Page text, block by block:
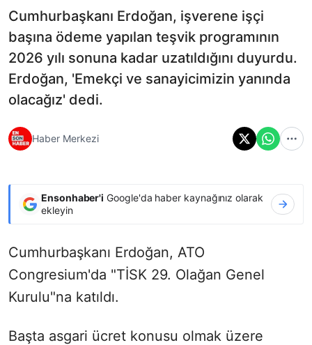
Cumhurbaşkanı Erdoğan, işverene işçi
başına ödeme yapılan teşvik programının
2026 yılı sonuna kadar uzatıldığını duyurdu.
Erdoğan, 'Emekçi ve sanayicimizin yanında
olacağız' dedi.
Haber Merkezi
Ensonhaber'i Google'da haber kaynağınız olarak
ekleyin
Cumhurbaşkanı Erdoğan, ATO
Congresium'da "TİSK 29. Olağan Genel
Kurulu"na katıldı.
Başta asgari ücret konusu olmak üzere